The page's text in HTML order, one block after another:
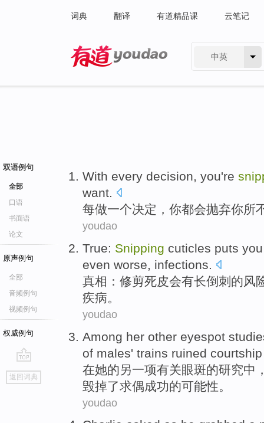
词典 翻译 有道精品课 云笔记
中英
双语例句
全部
口语
书面语
论文
原声例句
全部
音频例句
视频例句
权威例句
go
top
返回词典
With every decision, you're
want.
每做一个决定 ， 你都会抛弃你所
youdao
True: Snipping cuticles puts
even worse, infections.
真相 ：修剪死皮会有长倒刺 的风
疾病。
youdao
Among her other eyespot
of males' trains ruined courtship
在她的另一项有关眼斑的研究中
毁掉了求偶成功的可能性。
youdao